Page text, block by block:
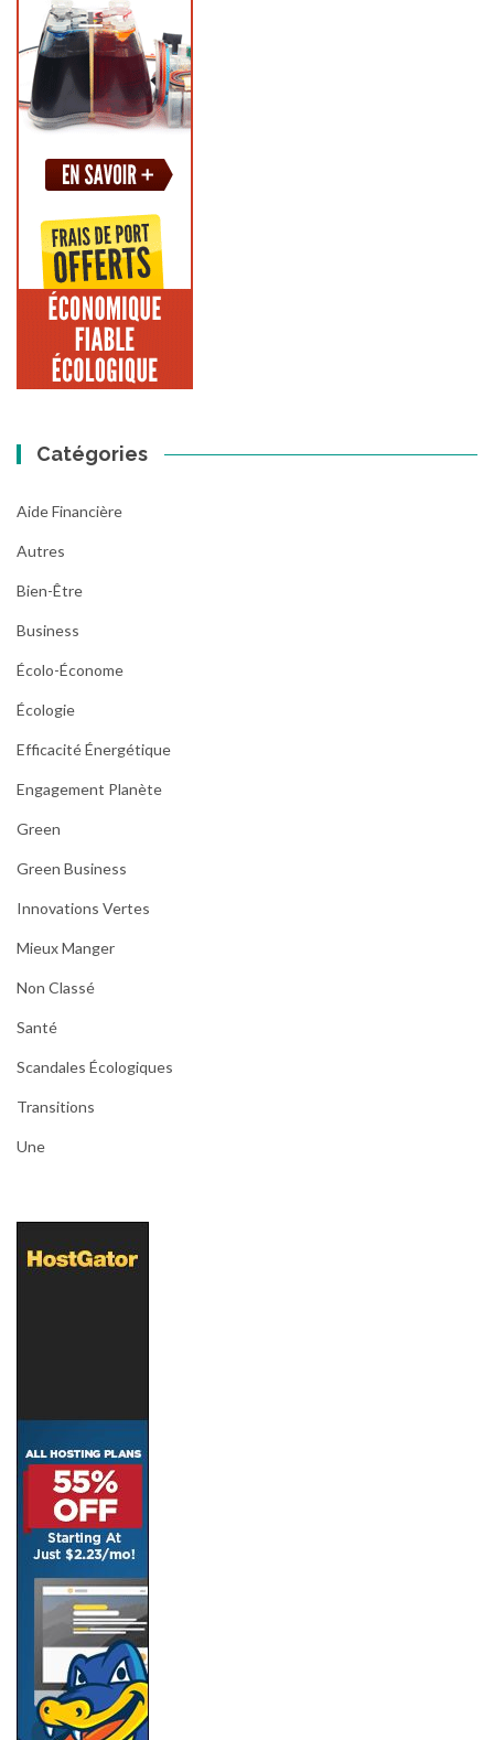
Catégories
Aide Financière
Autres
Bien-Être
Business
Écolo-Économe
Écologie
Efficacité Énergétique
Engagement Planète
Green
Green Business
Innovations Vertes
Mieux Manger
Non Classé
Santé
Scandales Écologiques
Transitions
Une